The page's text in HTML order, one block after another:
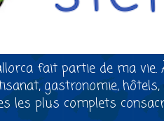
fait partie de ma
gastronomie,
les plus complets